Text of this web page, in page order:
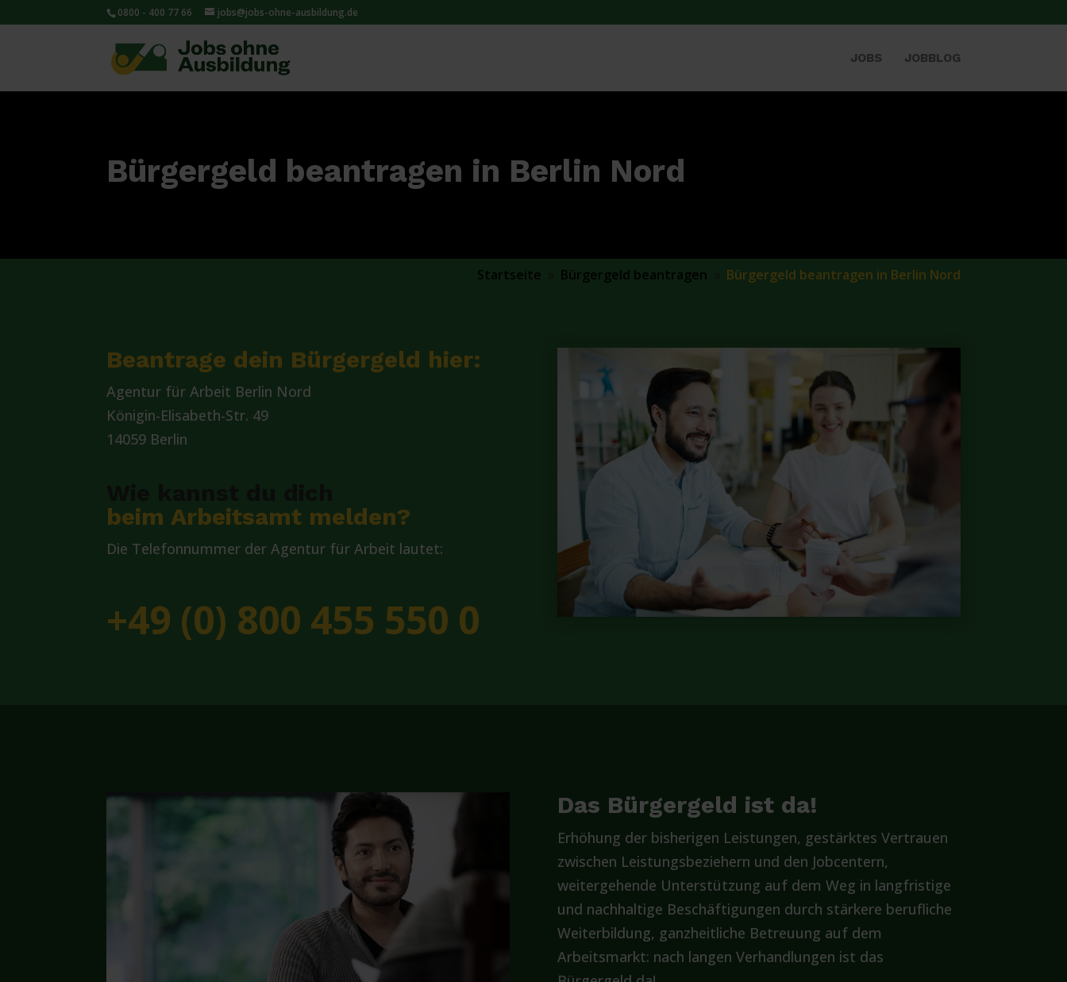
0800 - 400 77 66 jobs@jobs-ohne-ausbildung.de
JOBS JOBBLOG
Bürgergeld beantragen in Berlin Nord
Startseite Bürgergeld beantragen Bürgergeld beantragen in Berlin Nord
Beantrage dein Bürgergeld hier:
Agentur für Arbeit Berlin Nord
Königin-Elisabeth-Str. 49
14059 Berlin
beim Arbeitsamt melden?
Die Telefonnummer der Agentur für Arbeit lautet:
+49 (0) 800 455 550 0
Das Bürgergeld ist da!
Erhöhung der bisherigen Leistungen, gestärktes Vertrauen
zwischen Leistungsbeziehern und den Jobcentern,
weitergehende Unterstützung auf dem Weg in langfristige
und nachhaltige Beschäftigungen durch stärkere berufliche
Weiterbildung, ganzheitliche Betreuung auf dem
Arbeitsmarkt: nach langen Verhandlungen ist das